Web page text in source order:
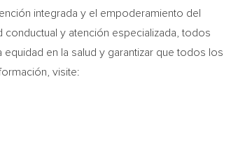
integrada y el empoderamiento del
conductual y atención especializada, todos
en la salud y garantizar que todos los
visite: